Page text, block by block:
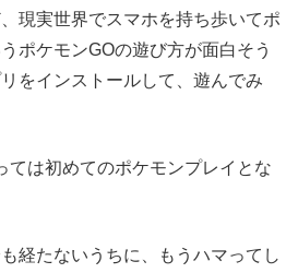
現実世界でスマホを持ち歩いてポ
ポケモンGOの遊び方が面白そう
をインストールして、遊んでみ
ては初めてのポケモンプレイとな
経たないうちに、もうハマってし